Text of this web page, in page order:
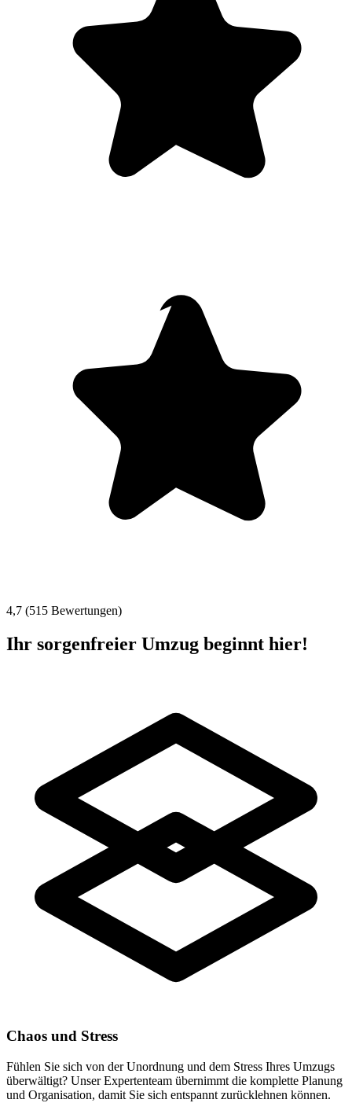
4,7 (515 Bewertungen)
Ihr sorgenfreier Umzug beginnt hier!
Chaos und Stress
Fühlen Sie sich von der Unordnung und dem Stress Ihres Umzugs
überwältigt? Unser Expertenteam übernimmt die komplette Planung
und Organisation, damit Sie sich entspannt zurücklehnen können.